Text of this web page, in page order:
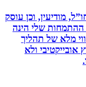
וכן עוסק
שלי הינה
של תהליך
ולא